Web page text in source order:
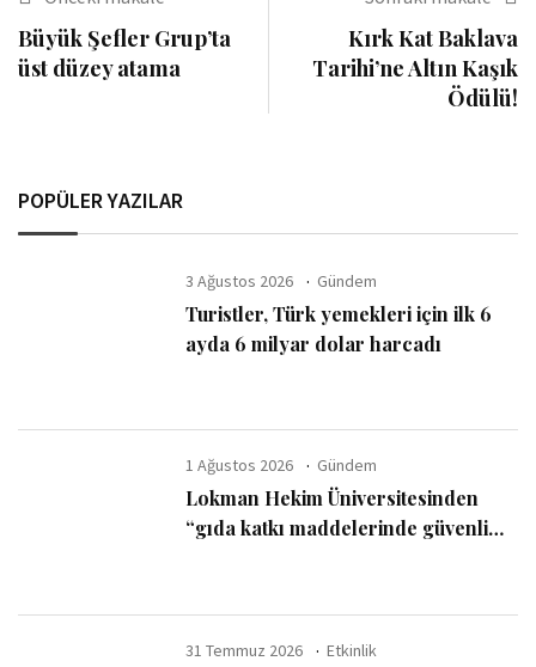
Büyük Şefler Grup’ta
üst düzey atama
Kırk Kat Baklava
Tarihi’ne Altın Kaşık
Ödülü!
POPÜLER YAZILAR
3 Ağustos 2026 Gündem
Turistler, Türk yemekleri için ilk 6
ayda 6 milyar dolar harcadı
1 Ağustos 2026 Gündem
Lokman Hekim Üniversitesinden
“gıda katkı maddelerinde güvenli
31 Temmuz 2026 Etkinlik